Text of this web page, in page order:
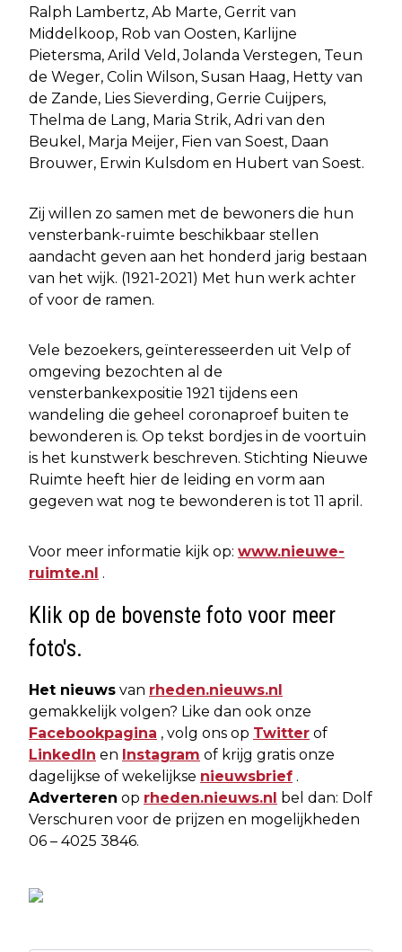
Ralph Lambertz, Ab Marte, Gerrit van
Middelkoop, Rob van Oosten, Karlijne
Pietersma, Arild Veld, Jolanda Verstegen, Teun
de Weger, Colin Wilson, Susan Haag, Hetty van
de Zande, Lies Sieverding, Gerrie Cuijpers,
Thelma de Lang, Maria Strik, Adri van den
Beukel, Marja Meijer, Fien van Soest, Daan
Brouwer, Erwin Kulsdom en Hubert van Soest.
Zij willen zo samen met de bewoners die hun
vensterbank-ruimte beschikbaar stellen
aandacht geven aan het honderd jarig bestaan
van het wijk. (1921-2021) Met hun werk achter
of voor de ramen.
Vele bezoekers, geïnteresseerden uit Velp of
omgeving bezochten al de
vensterbankexpositie 1921 tijdens een
wandeling die geheel coronaproef buiten te
bewonderen is. Op tekst bordjes in de voortuin
is het kunstwerk beschreven. Stichting Nieuwe
Ruimte heeft hier de leiding en vorm aan
gegeven wat nog te bewonderen is tot 11 april.
Voor meer informatie kijk op: www.nieuwe-
ruimte.nl .
Klik op de bovenste foto voor meer
foto's.
Het nieuws van rheden.nieuws.nl
gemakkelijk volgen? Like dan ook onze
Facebookpagina , volg ons op Twitter of
LinkedIn en Instagram of krijg gratis onze
dagelijkse of wekelijkse nieuwsbrief .
Adverteren op rheden.nieuws.nl bel dan: Dolf
Verschuren voor de prijzen en mogelijkheden
06 – 4025 3846.